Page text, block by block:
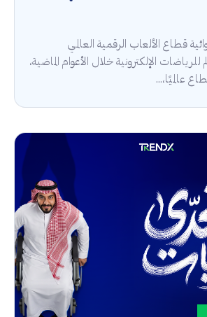
قطاع الألعاب الرقمية العالمي
الإلكترونية خلال الأعوام الماضية،
عالميًا،...